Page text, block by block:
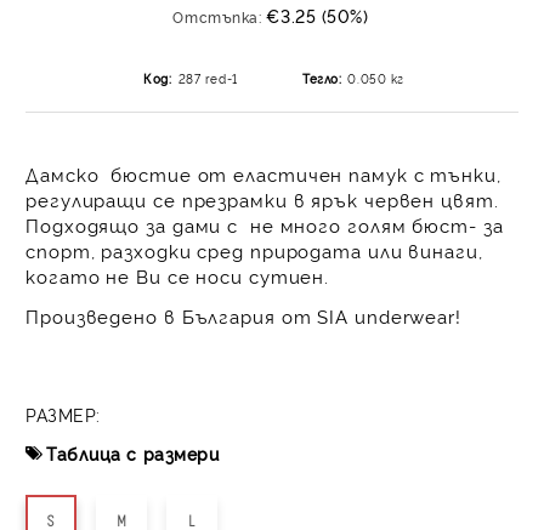
Отстъпка: €3.25 (50%)
Код: 287 red-1 Тегло: 0.050 кг
Дамско бюстие от еластичен памук с тънки,
регулиращи се презрамки в ярък червен цвят.
Подходящо за дами с не много голям бюст- за
спорт, разходки сред природата или винаги,
когато не Ви се носи сутиен.
Произведено в България от SIA underwear!
РАЗМЕР:
Таблица с размери
S M L